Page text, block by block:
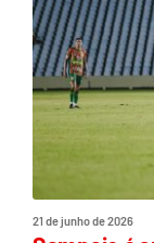
21 de junho de 2026